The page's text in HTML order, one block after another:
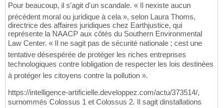
Pour beaucoup, il s'agit d'un scandale. « Il nexiste aucun
précédent moral ou juridique à cela », selon Laura Thoms,
directrice des affaires juridiques chez Earthjustice, qui
représente la NAACP aux côtés du Southern Environmental
Law Center. « Il ne sagit pas de sécurité nationale ; cest une
tentative désespérée de protéger les riches entreprises
technologiques contre lobligation de respecter les lois destinées
à protéger les citoyens contre la pollution ».
https://intelligence-artificielle.developpez.com/actu/373514/,
surnommés Colossus 1 et Colossus 2. Il sagit dinstallations